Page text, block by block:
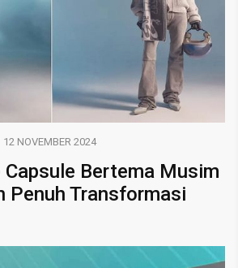
12 NOVEMBER 2024
Capsule Bertema Musim
Penuh Transformasi